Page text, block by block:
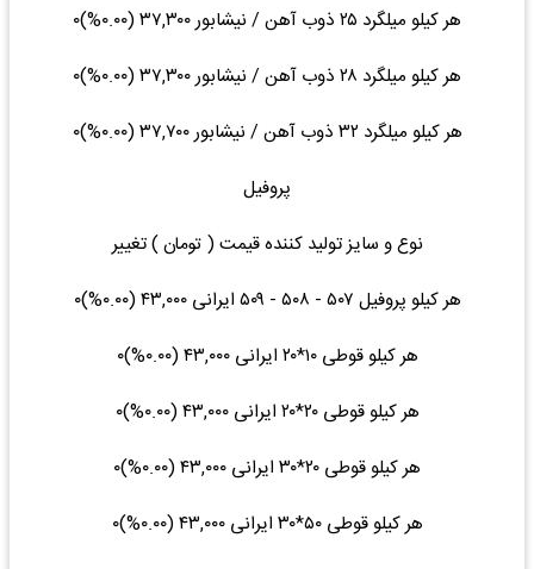
هر کیلو میلگرد ۲۵ ذوب آهن / نیشابور ۳۷,۳۰۰ (۰.۰۰%)۰
هر کیلو میلگرد ۲۸ ذوب آهن / نیشابور ۳۷,۳۰۰ (۰.۰۰%)۰
هر کیلو میلگرد ۳۲ ذوب آهن / نیشابور ۳۷,۷۰۰ (۰.۰۰%)۰
پروفیل
نوع و سایز تولید کننده قیمت ( تومان ) تغییر
هر کیلو پروفیل ۵۰۷ - ۵۰۸ - ۵۰۹ ایرانی ۴۳,۰۰۰ (۰.۰۰%)۰
هر کیلو قوطی ۱۰*۲۰ ایرانی ۴۳,۰۰۰ (۰.۰۰%)۰
هر کیلو قوطی ۲۰*۲۰ ایرانی ۴۳,۰۰۰ (۰.۰۰%)۰
هر کیلو قوطی ۲۰*۳۰ ایرانی ۴۳,۰۰۰ (۰.۰۰%)۰
هر کیلو قوطی ۵۰*۳۰ ایرانی ۴۳,۰۰۰ (۰.۰۰%)۰